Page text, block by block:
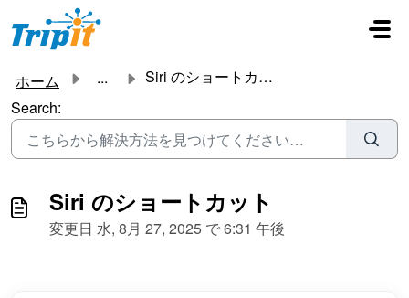
メインコンテンツに移動
ホーム ...
Siri のショートカット
Search:
Siri のショートカット
変更日 水, 8月 27, 2025 で 6:31 午後